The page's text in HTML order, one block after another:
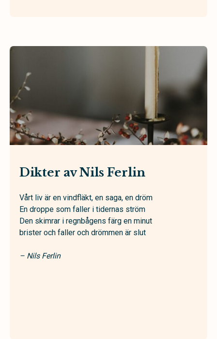
Dikter av Nils Ferlin
Vårt liv är en vindfläkt, en saga, en dröm
En droppe som faller i tidernas ström
Den skimrar i regnbågens färg en minut
brister och faller och drömmen är slut
– Nils Ferlin